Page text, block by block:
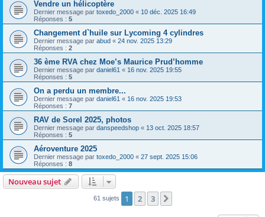
Vendre un hélicoptère
Dernier message par toxedo_2000 « 10 déc. 2025 16:49
Réponses : 5
Changement d`huile sur Lycoming 4 cylindres
Dernier message par abud « 24 nov. 2025 13:29
Réponses : 2
36 ème RVA chez Moe’s Maurice Prud’homme
Dernier message par daniel61 « 16 nov. 2025 19:55
Réponses : 5
On a perdu un membre...
Dernier message par daniel61 « 16 nov. 2025 19:53
Réponses : 7
RAV de Sorel 2025, photos
Dernier message par danspeedshop « 13 oct. 2025 18:57
Réponses : 5
Aéroventure 2025
Dernier message par toxedo_2000 « 27 sept. 2025 15:06
Réponses : 8
Nouveau sujet
61 sujets 1 2 3